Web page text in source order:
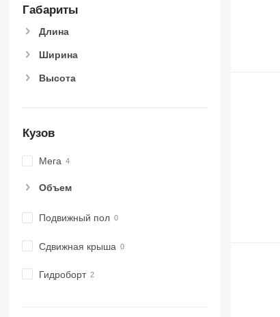
Габариты
Длина
Ширина
Высота
Кузов
Мега
Объем
Подвижный пол
Сдвижная крыша
Гидроборт